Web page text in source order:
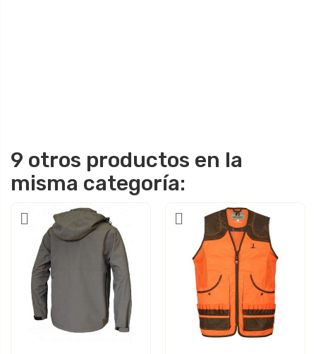
9 otros productos en la
misma categoría: